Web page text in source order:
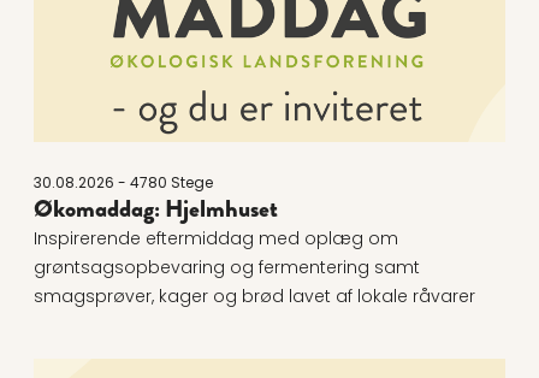
30.08.2026 - 4780 Stege
Økomaddag: Hjelmhuset
Inspirerende eftermiddag med oplæg om
grøntsagsopbevaring og fermentering samt
smagsprøver, kager og brød lavet af lokale råvarer